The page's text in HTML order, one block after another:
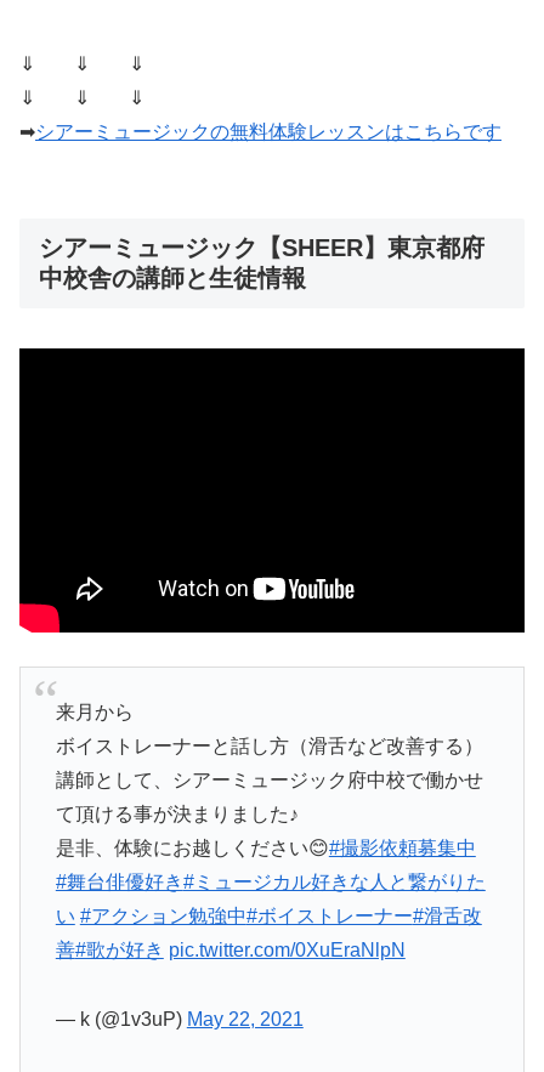
⇓ ⇓ ⇓
⇓ ⇓ ⇓
➡シアーミュージックの無料体験レッスンはこちらです
シアーミュージック【SHEER】東京都府
中校舎の講師と生徒情報
来月から
ボイストレーナーと話し方（滑舌など改善する）
講師として、シアーミュージック府中校で働かせ
て頂ける事が決まりました♪
是非、体験にお越しください😊#撮影依頼募集中
#舞台俳優好き#ミュージカル好きな人と繋がりた
い #アクション勉強中#ボイストレーナー#滑舌改
善#歌が好き pic.twitter.com/0XuEraNlpN
— k (@1v3uP) May 22, 2021